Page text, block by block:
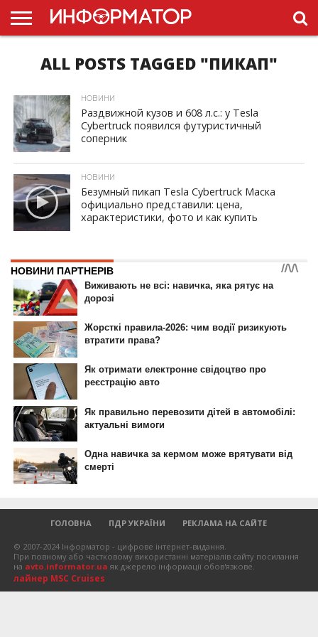
ГОЛОВНА
НОВИНИ
ПДР
УКРАЇНИ
РЕКЛАМА
ПРОЕКТЫ
ALL POSTS TAGGED "ПИКАП"
ID, "post_views_count", true); if ( $post_views >= 1) { ?>
НОВИНИ
Раздвижной кузов и 608 л.с.: у Tesla
Cybertruck появился футуристичный
соперник
ID, "post_views_count", true); if ( $post_views >= 1) { ?>
НОВИНИ
Безумный пикап Tesla Cybertruck Маска
официально представили: цена,
характеристики, фото и как купить
ГОЛОВНА ПДР УКРАЇНИ РЕКЛАМА НА САЙТЕ
© 2007-2024 Інформатор - цифрове інтернет-видання.
При повному або частковому використанні матеріалів сайту посилання
на avto.informator.ua як джерело інформації обов'язкове.
лайнер MSC Cruises